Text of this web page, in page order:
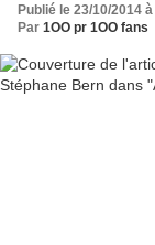
Publié le 23/10/2014
Par 1OO pr 1OO fans